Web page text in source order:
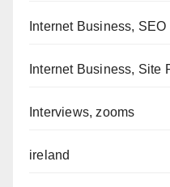
Internet Business, SEO
Internet Business, Site
Interviews, zooms
ireland